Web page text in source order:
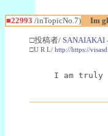
■22993 /inTopicNo.7) Im
□投稿者/ SANAIAKAI
□U R L/ http://https://
I am truly